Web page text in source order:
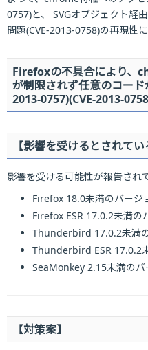
0757)と、 SVGオブジェクト経
問題(CVE-2013-0758)の再現性
Firefoxの不具合により、
が制限されず任意のコー
2013-0757)(CVE-2013-
【影響を受けるとされてい
影響を受ける可能性が報告され
Firefox 18.0未満のバージ
Firefox ESR 17.0.2未満の
Thunderbird 17.0.2未満
Thunderbird ESR 17.0.2
SeaMonkey 2.15未満のバ
【対策案】